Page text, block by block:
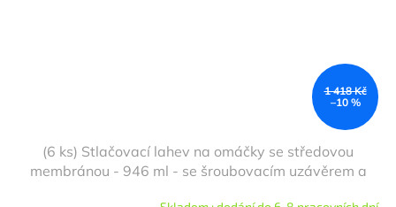
1 418 Kč
–10 %
(6 ks) Stlačovací lahev na omáčky se středovou
membránou - 946 ml - se šroubovacím uzávěrem a